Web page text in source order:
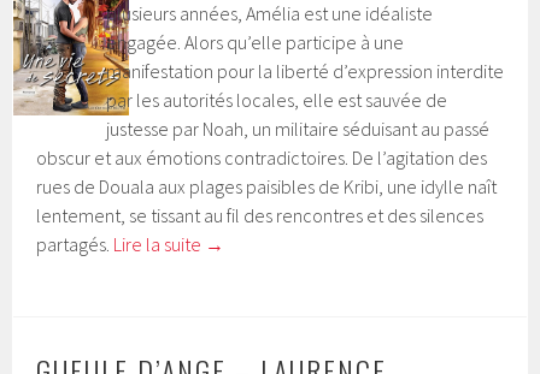
plusieurs années, Amélia est une idéaliste
engagée. Alors qu’elle participe à une
manifestation pour la liberté d’expression interdite
par les autorités locales, elle est sauvée de
justesse par Noah, un militaire séduisant au passé
obscur et aux émotions contradictoires. De l’agitation des
rues de Douala aux plages paisibles de Kribi, une idylle naît
lentement, se tissant au fil des rencontres et des silences
partagés. Lire la suite →